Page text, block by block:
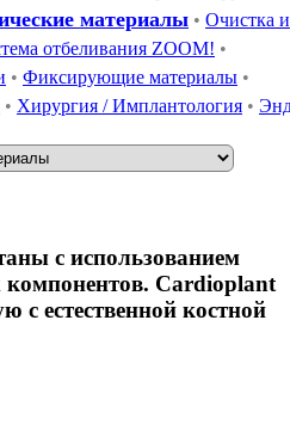
материалы • Очистка и
отбеливания ZOOM! •
• Фиксирующие материалы •
• Хирургия / Имплантология •
с использованием
компонентов. Cardioplant
с естественной костной